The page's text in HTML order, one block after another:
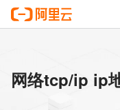
网络tcp/ip ip